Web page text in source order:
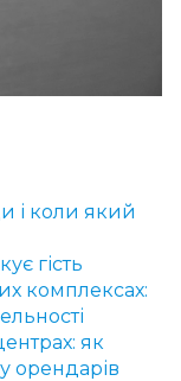
і коли який
гість
комплексах:
як
орендарів